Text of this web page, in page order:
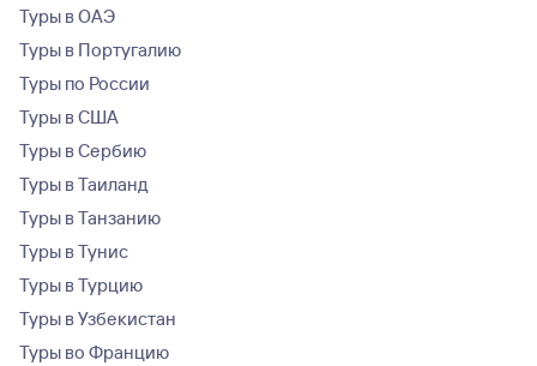
Туры в ОАЭ
Туры в Португалию
Туры по России
Туры в США
Туры в Сербию
Туры в Таиланд
Туры в Танзанию
Туры в Тунис
Туры в Турцию
Туры в Узбекистан
Туры во Францию